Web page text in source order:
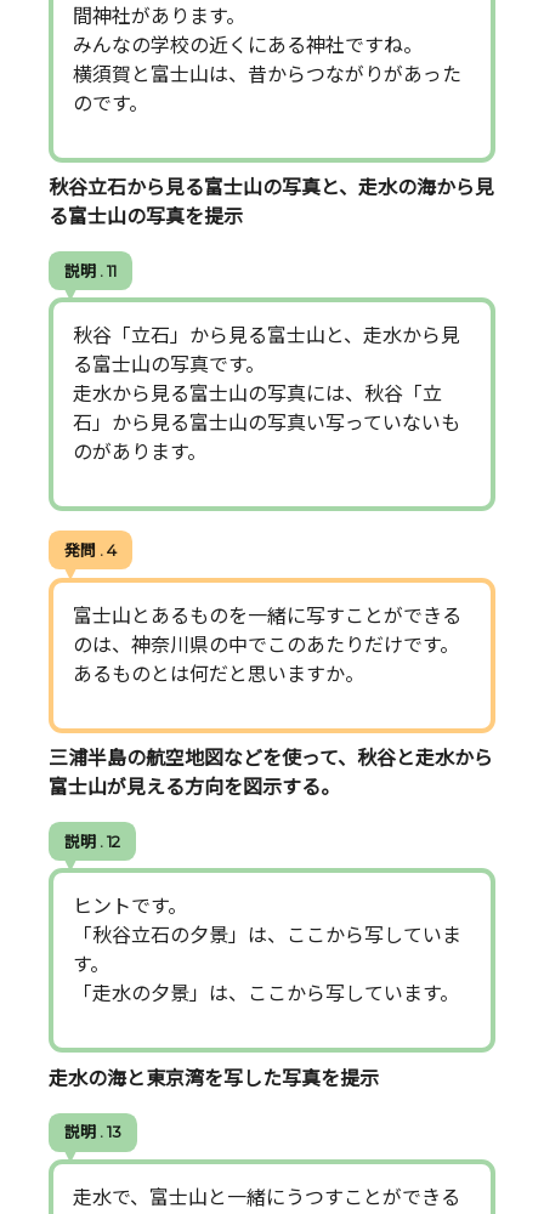
間神社があります。
みんなの学校の近くにある神社ですね。
横須賀と富士山は、昔からつながりがあった
のです。
秋谷立石から見る富士山の写真と、走水の海から見
る富士山の写真を提示
説明 . 11
秋谷「立石」から見る富士山と、走水から見
る富士山の写真です。
走水から見る富士山の写真には、秋谷「立
石」から見る富士山の写真い写っていないも
のがあります。
発問 . 4
富士山とあるものを一緒に写すことができる
のは、神奈川県の中でこのあたりだけです。
あるものとは何だと思いますか。
三浦半島の航空地図などを使って、秋谷と走水から
富士山が見える方向を図示する。
説明 . 12
ヒントです。
「秋谷立石の夕景」は、ここから写していま
す。
「走水の夕景」は、ここから写しています。
走水の海と東京湾を写した写真を提示
説明 . 13
走水で、富士山と一緒にうつすことができる